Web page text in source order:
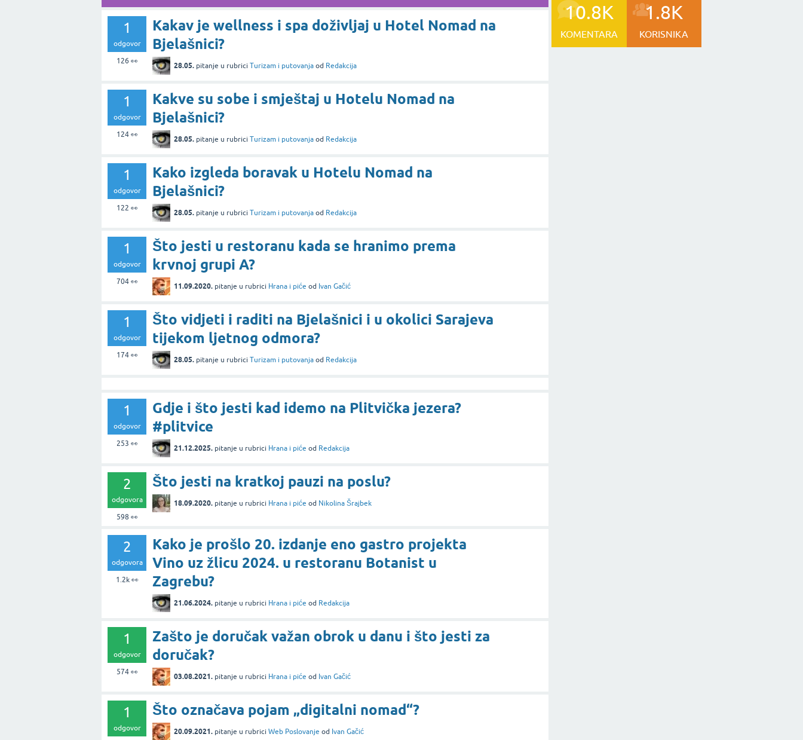
1
odgovor
126 👀
Kakav je wellness i spa doživljaj u Hotel Nomad na
Bjelašnici?
28.05. pitanje u rubrici Turizam i putovanja od Redakcija
1
odgovor
124👀
Kakve su sobe i smještaj u Hotelu Nomad na
Bjelašnici?
28.05. pitanje u rubrici Turizam i putovanja od Redakcija
1
odgovor
122 👀
Kako izgleda boravak u Hotelu Nomad na
Bjelašnici?
28.05. pitanje u rubrici Turizam i putovanja od Redakcija
1
odgovor
704👀
Što jesti u restoranu kada se hranimo prema
krvnoj grupi A?
11.09.2020. pitanje u rubrici Hrana i piće od Ivan Gačić
1
odgovor
174👀
Što vidjeti i raditi na Bjelašnici i u okolici Sarajeva
tijekom ljetnog odmora?
28.05. pitanje u rubrici Turizam i putovanja od Redakcija
1
odgovor
253 👀
Gdje i što jesti kad idemo na Plitvička jezera?
#plitvice
21.12.2025. pitanje u rubrici Hrana i piće od Redakcija
2
odgovora
598 👀
Što jesti na kratkoj pauzi na poslu?
18.09.2020. pitanje u rubrici Hrana i piće od Nikolina Šrajbek
2
odgovora
1.2k👀
Kako je prošlo 20. izdanje eno gastro projekta
Vino uz žlicu 2024. u restoranu Botanist u
Zagrebu?
21.06.2024. pitanje u rubrici Hrana i piće od Redakcija
1
odgovor
574👀
Zašto je doručak važan obrok u danu i što jesti za
doručak?
03.08.2021. pitanje u rubrici Hrana i piće od Ivan Gačić
1
odgovor
Što označava pojam „digitalni nomad“?
20.09.2021. pitanje u rubrici Web Poslovanje od Ivan Gačić
10.8K
KOMENTARA
1.8K
KORISNIKA